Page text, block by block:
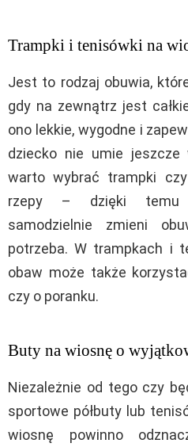
Trampki i tenisówki na
Jest to rodzaj obuwia,
gdy na zewnątrz jest
ono lekkie, wygodne i
dziecko nie umie jeszcze
warto wybrać trampki
rzepy – dzięki temu
samodzielnie zmieni
potrzeba. W trampkach i
obaw może także
czy o poranku.
Buty na wiosnę o
Niezależnie od tego czy
sportowe półbuty lub
wiosnę powinno